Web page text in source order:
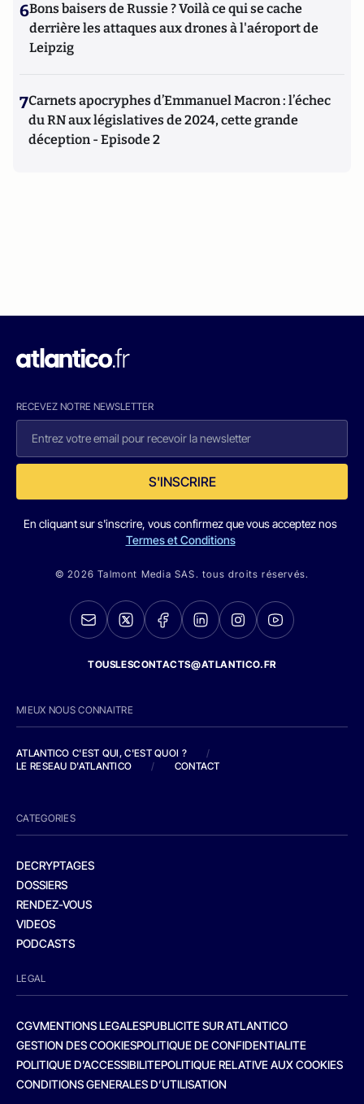
6Bons baisers de Russie ? Voilà ce qui se cache
derrière les attaques aux drones à l'aéroport de
Leipzig
7Carnets apocryphes d’Emmanuel Macron : l’échec
du RN aux législatives de 2024, cette grande
déception - Episode 2
RECEVEZ NOTRE NEWSLETTER
S'INSCRIRE
En cliquant sur s'inscrire, vous confirmez que vous acceptez nos
Termes et Conditions
© 2026 Talmont Media SAS. tous droits réservés.
TOUSLESCONTACTS@ATLANTICO.FR
MIEUX NOUS CONNAITRE
ATLANTICO C'EST QUI, C'EST QUOI ?
/
LE RESEAU D'ATLANTICO
/ CONTACT
CATEGORIES
DECRYPTAGES
DOSSIERS
RENDEZ-VOUS
VIDEOS
PODCASTS
LEGAL
CGVMENTIONS LEGALESPUBLICITE SUR ATLANTICO
GESTION DES COOKIESPOLITIQUE DE CONFIDENTIALITE
POLITIQUE D’ACCESSIBILITEPOLITIQUE RELATIVE AUX COOKIES
CONDITIONS GENERALES D’UTILISATION